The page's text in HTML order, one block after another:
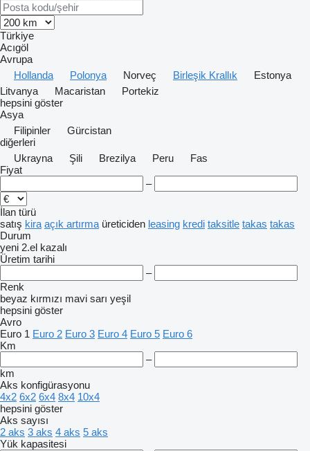
Türkiye
Acıgöl
Avrupa
Hollanda
Polonya Norveç Birleşik Krallık
Estonya
Litvanya
Macaristan
Portekiz
hepsini göster
Asya
Filipinler
Gürcistan
diğerleri
Ukrayna
Şili Brezilya Peru
Fas
Fiyat
–
İlan türü
satış kira açık artırma üreticiden leasing kredi taksitle takas takas
Durum
yeni 2.el kazalı
Üretim tarihi
–
Renk
beyaz kırmızı mavi sarı yeşil
hepsini göster
Avro
Euro 1 Euro 2 Euro 3 Euro 4 Euro 5 Euro 6
Km
–
km
Aks konfigürasyonu
4x2 6x2 6x4 8x4 10x4
hepsini göster
Aks sayısı
2 aks 3 aks 4 aks 5 aks
Yük kapasitesi